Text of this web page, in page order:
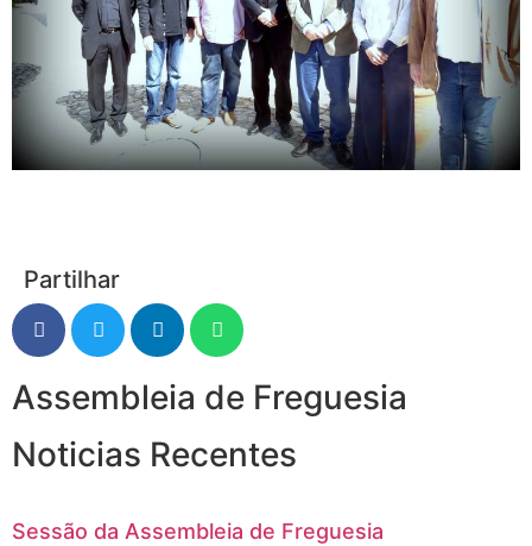
Partilhar
Assembleia de Freguesia
Noticias Recentes
Sessão da Assembleia de Freguesia